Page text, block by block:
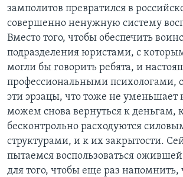
замполитов превратился в
совершенно ненужную систему
Вместо того, чтобы обеспечить
подразделения юристами, с
могли бы говорить ребята, и
профессиональными психологами,
эти эрзацы, что тоже не
можем снова вернуться к деньгам,
бесконтрольно расходуются
структурами, и к их закрытости.
пытаемся воспользоваться
для того, чтобы еще раз